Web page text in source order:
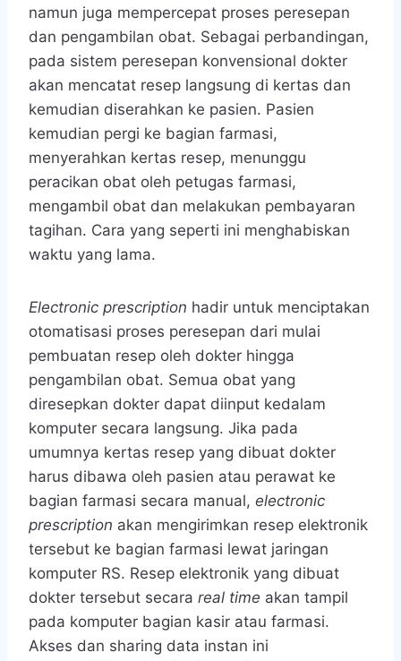
namun juga mempercepat proses peresepan
dan pengambilan obat. Sebagai perbandingan,
pada sistem peresepan konvensional dokter
akan mencatat resep langsung di kertas dan
kemudian diserahkan ke pasien. Pasien
kemudian pergi ke bagian farmasi,
menyerahkan kertas resep, menunggu
peracikan obat oleh petugas farmasi,
mengambil obat dan melakukan pembayaran
tagihan. Cara yang seperti ini menghabiskan
waktu yang lama.
Electronic prescription hadir untuk menciptakan
otomatisasi proses peresepan dari mulai
pembuatan resep oleh dokter hingga
pengambilan obat. Semua obat yang
diresepkan dokter dapat diinput kedalam
komputer secara langsung. Jika pada
umumnya kertas resep yang dibuat dokter
harus dibawa oleh pasien atau perawat ke
bagian farmasi secara manual, electronic
prescription akan mengirimkan resep elektronik
tersebut ke bagian farmasi lewat jaringan
komputer RS. Resep elektronik yang dibuat
dokter tersebut secara real time akan tampil
pada komputer bagian kasir atau farmasi.
Akses dan sharing data instan ini